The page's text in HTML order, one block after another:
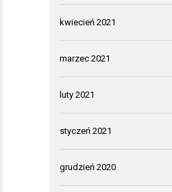
kwiecień 2021
marzec 2021
luty 2021
styczeń 2021
grudzień 2020